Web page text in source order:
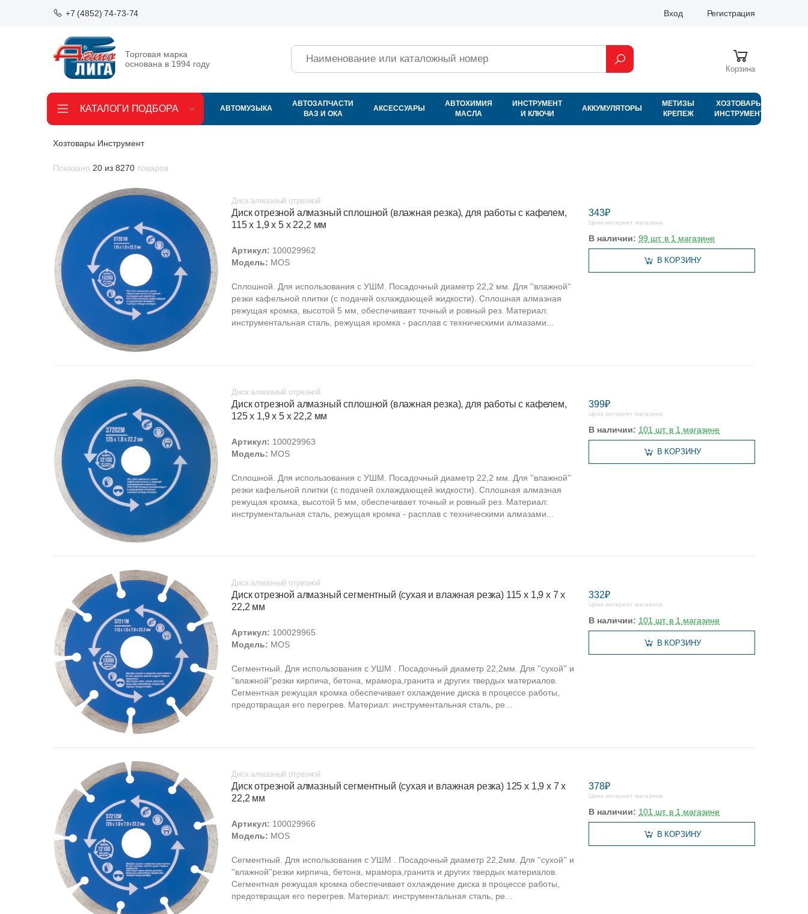
+7 (4852) 74-73-74 Вход Регистрация
Торговая марка
основана в 1994 году
Поиск
Корзина
КАТАЛОГИ ПОДБОРА АВТОМУЗЫКА
АВТОЗАПЧАСТИ
ВАЗ И ОКА
АКСЕССУАРЫ
АВТОХИМИЯ
МАСЛА
ИНСТРУМЕНТ
И КЛЮЧИ
АККУМУЛЯТОРЫ
МЕТИЗЫ
КРЕПЕЖ
ХОЗТОВАРЫ
ИНСТРУМЕНТ
Хозтовары Инструмент
Показано 20 из 8270 товаров
343₽
Цена интернет магазина
В наличии: 99 шт. в 1 магазине
В КОРЗИНУ
Диск алмазный отрезной
Диск отрезной алмазный сплошной (влажная резка), для работы с кафелем,
115 х 1,9 х 5 х 22,2 мм
Артикул: 100029962
Модель: MOS
Сплошной. Для использования с УШМ. Посадочный диаметр 22,2 мм. Для ''влажной''
резки кафельной плитки (с подачей охлаждающей жидкости). Сплошная алмазная
режущая кромка, высотой 5 мм, обеспечивает точный и ровный рез. Материал:
инструментальная сталь, режущая кромка - расплав с техническими алмазами...
399₽
Цена интернет магазина
В наличии: 101 шт. в 1 магазине
В КОРЗИНУ
Диск алмазный отрезной
Диск отрезной алмазный сплошной (влажная резка), для работы с кафелем,
125 х 1,9 х 5 х 22,2 мм
Артикул: 100029963
Модель: MOS
Сплошной. Для использования с УШМ. Посадочный диаметр 22,2 мм. Для ''влажной''
резки кафельной плитки (с подачей охлаждающей жидкости). Сплошная алмазная
режущая кромка, высотой 5 мм, обеспечивает точный и ровный рез. Материал:
инструментальная сталь, режущая кромка - расплав с техническими алмазами...
332₽
Цена интернет магазина
В наличии: 101 шт. в 1 магазине
В КОРЗИНУ
Диск алмазный отрезной
Диск отрезной алмазный сегментный (сухая и влажная резка) 115 х 1,9 х 7 х
22,2 мм
Артикул: 100029965
Модель: MOS
Сегментный. Для использования с УШМ . Посадочный диаметр 22,2мм. Для ''сухой'' и
''влажной''резки кирпича, бетона, мрамора,гранита и других твердых материалов.
Сегментная режущая кромка обеспечивает охлаждение диска в процессе работы,
предотвращая его перегрев. Материал: инструментальная сталь, ре...
378₽
Цена интернет магазина
В наличии: 101 шт. в 1 магазине
В КОРЗИНУ
Диск алмазный отрезной
Диск отрезной алмазный сегментный (сухая и влажная резка) 125 х 1,9 х 7 х
22,2 мм
Артикул: 100029966
Модель: MOS
Сегментный. Для использования с УШМ . Посадочный диаметр 22,2мм. Для ''сухой'' и
''влажной''резки кирпича, бетона, мрамора,гранита и других твердых материалов.
Сегментная режущая кромка обеспечивает охлаждение диска в процессе работы,
предотвращая его перегрев. Материал: инструментальная сталь, ре...